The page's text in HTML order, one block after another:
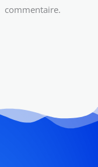
commentaire.